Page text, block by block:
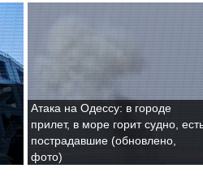
Атака на Одессу: в городе
прилет, в море горит судно,
пострадавшие (обновлено,
фото)